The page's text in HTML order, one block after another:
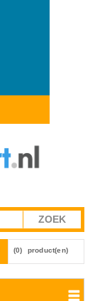
(0) product(en)